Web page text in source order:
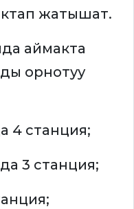
жатышат.
аймакта
орнотуу
4 станция;
3 станция;